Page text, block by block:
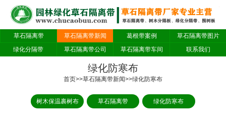
草石隔离带 草石隔离带新闻 葛根带案例
草石隔离带图片
绿化分隔带
草石隔离带公司 草石隔离带车间 联系我们
绿化防寒布
首页>>草石隔离带新闻>>绿化防寒布
树木保温裹树布 草石隔离带 绿化防寒布